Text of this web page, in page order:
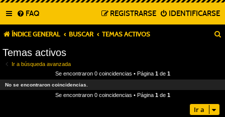
FAQ IDENTIFICARSE
REGISTRARSE
ÍNDICE GENERAL BUSCAR TEMAS ACTIVOS
Temas activos
Ir a búsqueda avanzada
Se encontraron 0 coincidencias • Página 1de 1
No se encontraron coincidencias.
Se encontraron 0 coincidencias • Página 1de 1
Ir a